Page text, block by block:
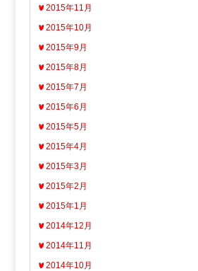
2015年11月
2015年10月
2015年9月
2015年8月
2015年7月
2015年6月
2015年5月
2015年4月
2015年3月
2015年2月
2015年1月
2014年12月
2014年11月
2014年10月